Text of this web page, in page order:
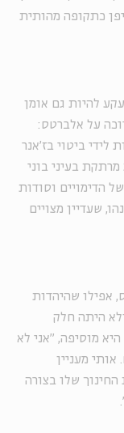
כתקופה מהותית
להיות גם אומן
על אלברטס:
לידי ביטוי בז'אנר
בעיני בוני
הדימויים וסודות
שעדיין מצויים
אפילו שהיהדות
היתה חלק
מוסיפה, "אני לא
מעניין
שלו בצורה